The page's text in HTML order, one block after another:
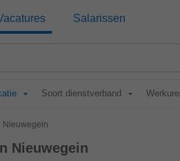
Salarissen
Soort dienstverband
Nieuwegein
Nieuwegein